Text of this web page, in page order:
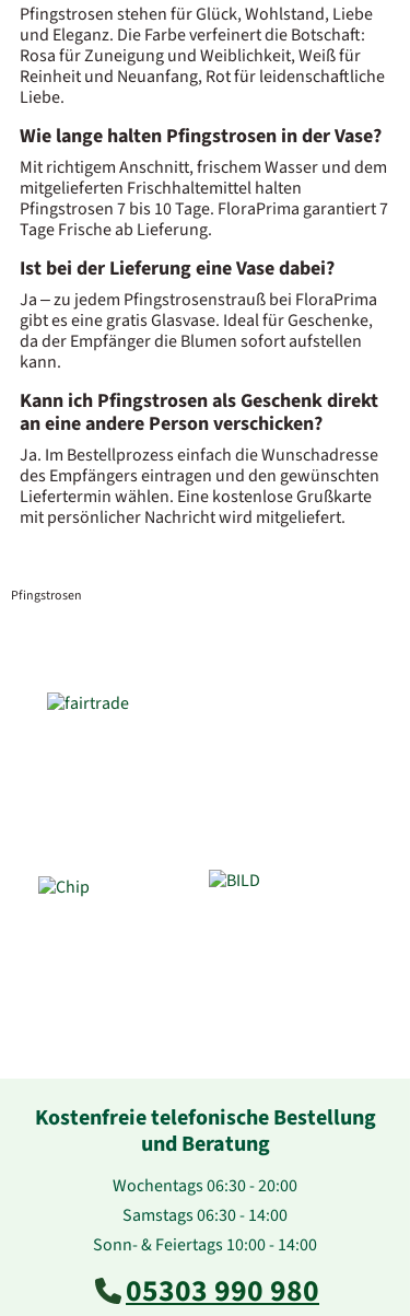
Pfingstrosen stehen für Glück, Wohlstand, Liebe
und Eleganz. Die Farbe verfeinert die Botschaft:
Rosa für Zuneigung und Weiblichkeit, Weiß für
Reinheit und Neuanfang, Rot für leidenschaftliche
Liebe.
Wie lange halten Pfingstrosen in der Vase?
Mit richtigem Anschnitt, frischem Wasser und dem
mitgelieferten Frischhaltemittel halten
Pfingstrosen 7 bis 10 Tage. FloraPrima garantiert 7
Tage Frische ab Lieferung.
Ist bei der Lieferung eine Vase dabei?
Ja – zu jedem Pfingstrosenstrauß bei FloraPrima
gibt es eine gratis Glasvase. Ideal für Geschenke,
da der Empfänger die Blumen sofort aufstellen
kann.
Kann ich Pfingstrosen als Geschenk direkt
an eine andere Person verschicken?
Ja. Im Bestellprozess einfach die Wunschadresse
des Empfängers eintragen und den gewünschten
Liefertermin wählen. Eine kostenlose Grußkarte
mit persönlicher Nachricht wird mitgeliefert.
Pfingstrosen
Kostenfreie telefonische Bestellung
und Beratung
Wochentags 06:30 - 20:00
Samstags 06:30 - 14:00
Sonn- & Feiertags 10:00 - 14:00
05303 990 980